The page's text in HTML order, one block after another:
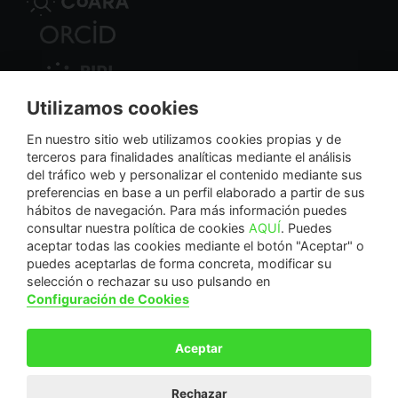
Nodo Regional
NextGenerationEU
La Fundación Séneca-Agencia de Ciencia y Tecnología de la Región de Murcia es una
entidad sin ánimo de lucro, bajo forma de fundación del sector público autonómico, inscrita
con el número 1-15 en el Registro de Fundaciones de la Región de Murcia.
Utilizamos cookies
En nuestro sitio web utilizamos cookies propias y de
terceros para finalidades analíticas mediante el análisis
del tráfico web y personalizar el contenido mediante sus
preferencias en base a un perfil elaborado a partir de sus
hábitos de navegación. Para más información puedes
consultar nuestra política de cookies AQUÍ. Puedes
aceptar todas las cookies mediante el botón "Aceptar" o
puedes aceptarlas de forma concreta, modificar su
selección o rechazar su uso pulsando en
Configuración de Cookies
Aceptar
Rechazar